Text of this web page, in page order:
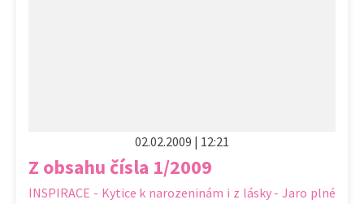
02.02.2009 | 12:21
Z obsahu čísla 1/2009
INSPIRACE - Kytice k narozeninám i z lásky - Jaro plné